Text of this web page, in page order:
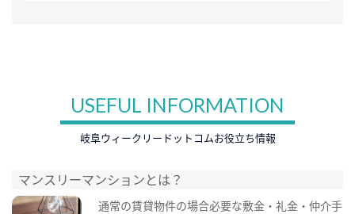
USEFUL INFORMATION
岐阜ウィークリードットコムお役立ち情報
マンスリーマンションとは？
通常の賃貸物件の場合必要な敷金・礼金・仲介手